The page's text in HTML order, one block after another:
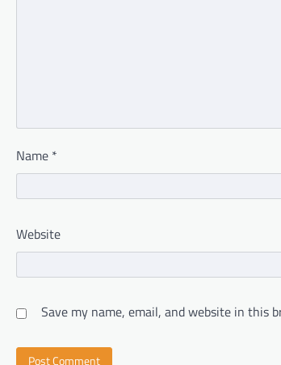
Name *
Website
Save my name, email, and website in this